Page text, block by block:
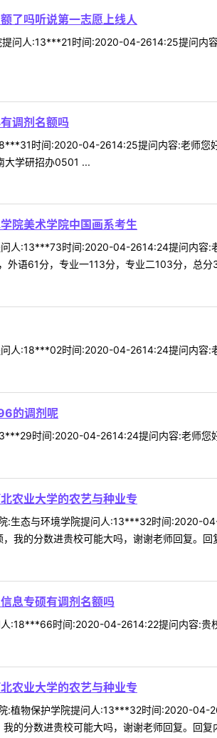
了吗听说第一志愿上线人
问人:13***21时间:2020-04-2614:25提问内
调剂名额吗
时间:2020-04-2614:25提问内容:老师您
大学研招办0501 ...
院美术学院中国画系考生
人:13***73时间:2020-04-2614:24提问内容:
语61分，专业一113分，专业二103分，总分
人:18***02时间:2020-04-2614:24提问内容:
的调剂呢
时间:2020-04-2614:24提问内容:老师
农业大学的农艺与种业专
:生态与环境学院提问人:13***32时间:2020-
我的分数进贵校可能大吗，谢谢老师回复。
息专硕有调剂名额吗
:18***66时间:2020-04-2614:22提问内容:贵
农业大学的农艺与种业专
:植物保护学院提问人:13***32时间:2020-04-
的分数进贵校可能大吗，谢谢老师回复。回